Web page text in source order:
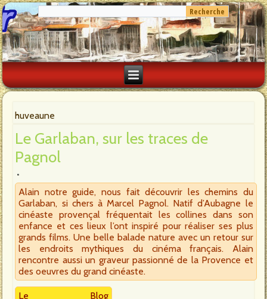
huveaune
Le Garlaban, sur les traces de
Pagnol
Alain notre guide, nous fait découvrir les chemins du
Garlaban, si chers à Marcel Pagnol. Natif d’Aubagne le
cinéaste provençal fréquentait les collines dans son
enfance et ces lieux l’ont inspiré pour réaliser ses plus
grands films. Une belle balade nature avec un retour sur
les endroits mythiques du cinéma français. Alain
rencontre aussi un graveur passionné de la Provence et
des oeuvres du grand cinéaste.
Le Blog